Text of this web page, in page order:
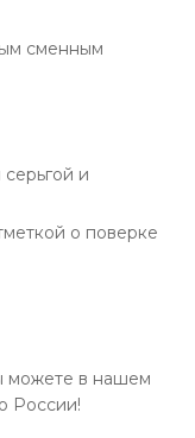
сменным
и
о поверке
можете в нашем
России!